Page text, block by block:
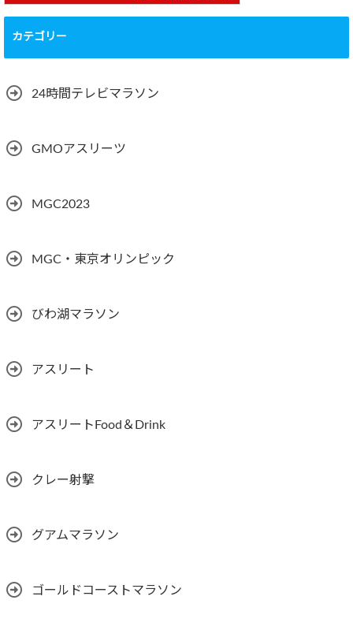
カテゴリー
24時間テレビマラソン
GMOアスリーツ
MGC2023
MGC・東京オリンピック
びわ湖マラソン
アスリート
アスリートFood＆Drink
クレー射撃
グアムマラソン
ゴールドコーストマラソン